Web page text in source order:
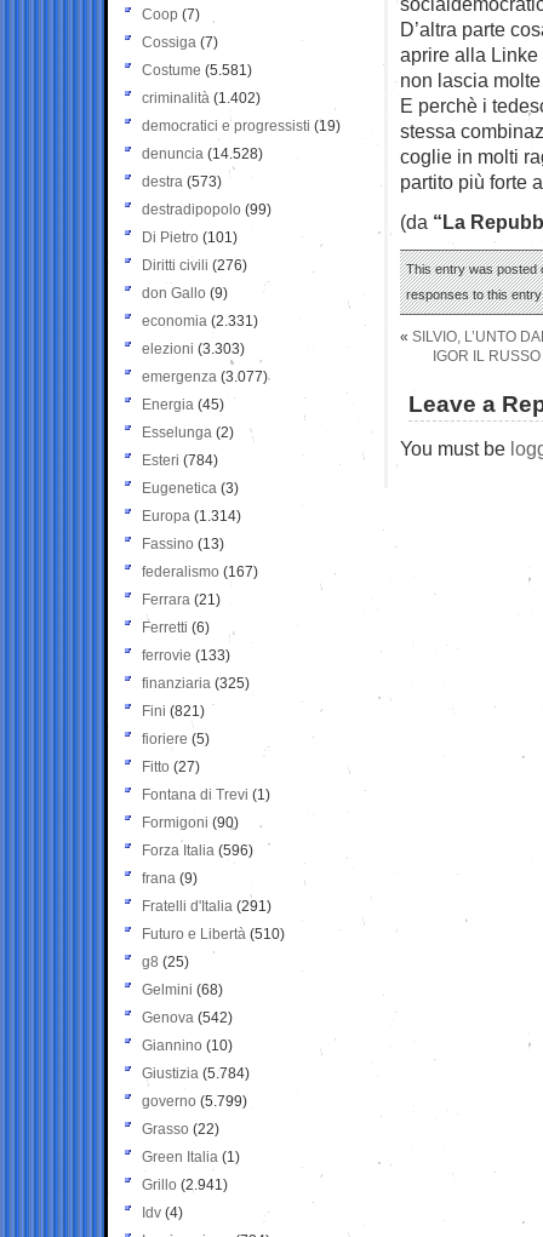
D’altra parte
aprire alla Linke
non lascia
E perchè i
stessa
coglie in molti
partito più forte
(da “La
This entry was posted
responses to this
« SILVIO, L’UNTO
IGOR IL
Leave a
You must be
Coop (7)
Cossiga (7)
Costume (5.581)
criminalità (1.402)
democratici e progressisti (19)
denuncia (14.528)
destra (573)
destradipopolo (99)
Di Pietro (101)
Diritti civili (276)
don Gallo (9)
economia (2.331)
elezioni (3.303)
emergenza (3.077)
Energia (45)
Esselunga (2)
Esteri (784)
Eugenetica (3)
Europa (1.314)
Fassino (13)
federalismo (167)
Ferrara (21)
Ferretti (6)
ferrovie (133)
finanziaria (325)
Fini (821)
fioriere (5)
Fitto (27)
Fontana di Trevi (1)
Formigoni (90)
Forza Italia (596)
frana (9)
Fratelli d'Italia (291)
Futuro e Libertà (510)
g8 (25)
Gelmini (68)
Genova (542)
Giannino (10)
Giustizia (5.784)
governo (5.799)
Grasso (22)
Green Italia (1)
Grillo (2.941)
Idv (4)